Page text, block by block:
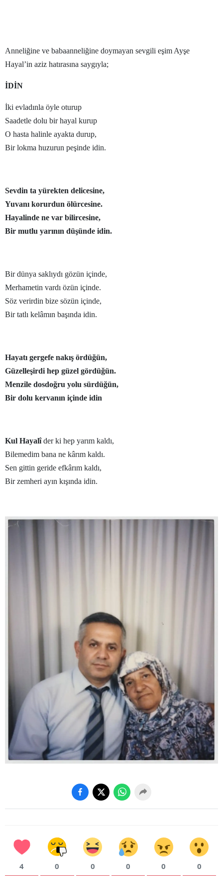
Anneliğine ve babaanneliğine doymayan sevgili eşim Ayşe
Hayal’in aziz hatırasına saygıyla;
İDİN
İki evladınla öyle oturup
Saadetle dolu bir hayal kurup
O hasta halinle ayakta durup,
Bir lokma huzurun peşinde idin.
Sevdin ta yürekten delicesine,
Yuvanı korurdun ölürcesine.
Hayalinde ne var bilircesine,
Bir mutlu yarının düşünde idin.
Bir dünya saklıydı gözün içinde,
Merhametin vardı özün içinde.
Söz verirdin bize sözün içinde,
Bir tatlı kelâmın başında idin.
Hayatı gergefe nakış ördüğün,
Güzelleşirdi hep güzel gördüğün.
Menzile dosdoğru yolu sürdüğün,
Bir dolu kervanın içinde idin
Kul Hayalîder ki hep yarım kaldı,
Bilemedim bana ne kârım kaldı.
Sen gittin geride efkârım kaldı,
Bir zemheri ayın kışında idin.
4 0 0 0 0 0